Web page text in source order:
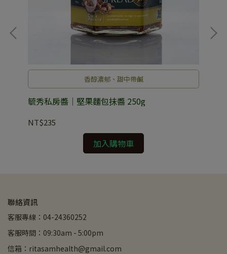
香醇濃郁、甜中帶鹹
毓秀私房醬｜堅果麵包抺醬 250g
NT$235
加入購物車
聯絡資訊
客服專線：04-24360252
客服時間：09:30am - 5:00pm
信箱：ritasamhealth@gmail.com